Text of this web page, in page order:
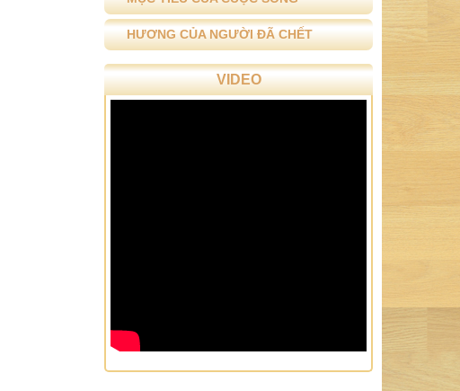
HƯƠNG CỦA NGƯỜI ĐÃ CHẾT
VIDEO